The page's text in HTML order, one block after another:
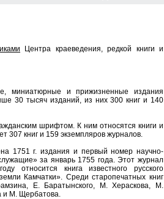
Центра краеведения, редкой книги и
миниатюрные и прижизненные издания
30 тысяч изданий, из них 300 книг и 140
шрифтом. К ним относятся книги и
307 книг и 159 экземпляров журналов.
1751 г. издания и первый номер научно-
за январь 1755 года. Этот журнал
относится книга известного русского
Камчатки». Среди старопечатных книг
Е. Баратынского, М. Хераскова, М.
и М. Щербатова.